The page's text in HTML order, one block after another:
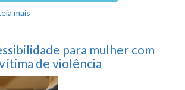
mais
para mulher com
de violência